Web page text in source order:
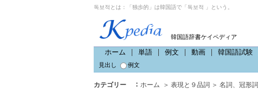
독보적とは：「独歩的」は韓国語で「독보적 」という。
韓国語辞書ケイペディア
ホーム 単語 例文 動画 韓国語試験
見出し
例文
カテゴリー ： ホーム ＞ 表現と９品詞 ＞ 名詞 、 冠形詞